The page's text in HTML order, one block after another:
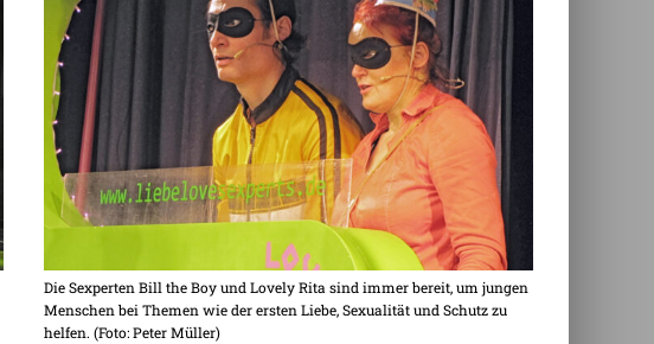
Die Sexperten Bill the Boy und Lovely Rita sind immer bereit, um jungen
Menschen bei Themen wie der ersten Liebe, Sexualität und Schutz zu
helfen. (Foto: Peter Müller)